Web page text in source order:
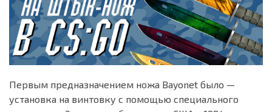
Первым предназначением ножа Bayonet было —
установка на винтовку с помощью специального